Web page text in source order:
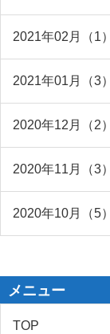
2021年02月（1）
2021年01月（3）
2020年12月（2）
2020年11月（3）
2020年10月（5）
メニュー
TOP